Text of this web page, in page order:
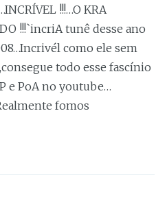
!!!…O KRA
!!!`incriA tunê desse ano
como ele sem
todo esse fascínio
e PoA no youtube…
fomos